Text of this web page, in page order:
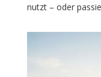
nutzt – oder